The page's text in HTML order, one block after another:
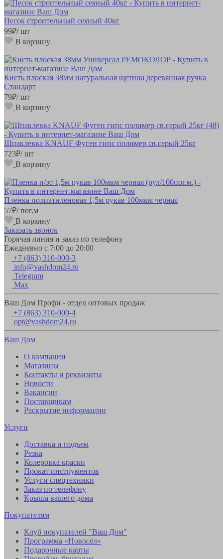
Песок строительный сеяный 40кг
99₽/ шт
В корзину
Кисть плоская 38мм натуральная щетина деревянная ручка
Стандарт
79₽/ шт
В корзину
Шпаклевка KNAUF Фуген гипс полимер св.серый 25кг
723₽/ шт
В корзину
Пленка полиэтиленовая 1,5м рукав 100мкм черная
57₽/ пог.м
В корзину
Заказать звонок
Горячая линия и заказ по телефону
Ежедневно с 7:00 до 20:00
+7 (863) 310-000-3
info@vashdom24.ru
Telegram
Max
Ваш Дом Профи - отдел оптовых продаж
+7 (863) 310-000-4
opt@vashdom24.ru
Ваш Дом
О компании
Магазины
Контакты и реквизиты
Новости
Вакансии
Поставщикам
Раскрытие информации
Услуги
Доставка и подъем
Резка
Колеровка краски
Прокат инструментов
Услуги спецтехники
Заказ по телефону
Крыша вашего дома
Покупателям
Клуб покупателей "Ваш Дом"
Программа «Новосёл»
Подарочные карты